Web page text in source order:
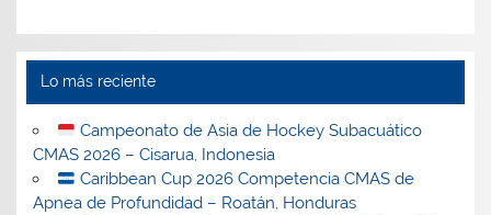
Lo más reciente
Campeonato de Asia de Hockey Subacuático
CMAS 2026 – Cisarua, Indonesia
Caribbean Cup 2026 Competencia CMAS de
Apnea de Profundidad – Roatán, Honduras